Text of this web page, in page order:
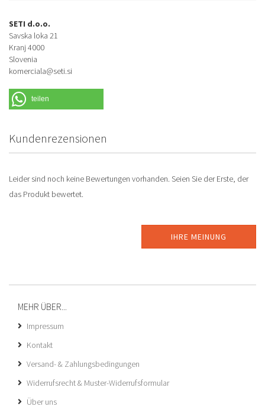
SETI d.o.o.
Savska loka 21
Kranj 4000
Slovenia
komerciala@seti.si
teilen
Kundenrezensionen
Leider sind noch keine Bewertungen vorhanden. Seien Sie der Erste, der
das Produkt bewertet.
IHRE MEINUNG
MEHR ÜBER...
Impressum
Kontakt
Versand- & Zahlungsbedingungen
Widerrufsrecht & Muster-Widerrufsformular
Über uns